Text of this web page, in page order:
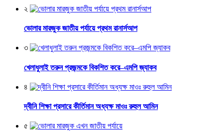
২
ভোলার মারজুক জাতীয় পর্যায়ে প্রথম রানার্সআপ
৩
খেলাধুলাই তরুন প্রজন্মকে বিকশিত করে–এমপি জ্যাকব
৪
দ্বীনি শিক্ষা প্রসারে কীর্তিমান অধ্যক্ষ মাওঃ রুহুল আমিন
৫